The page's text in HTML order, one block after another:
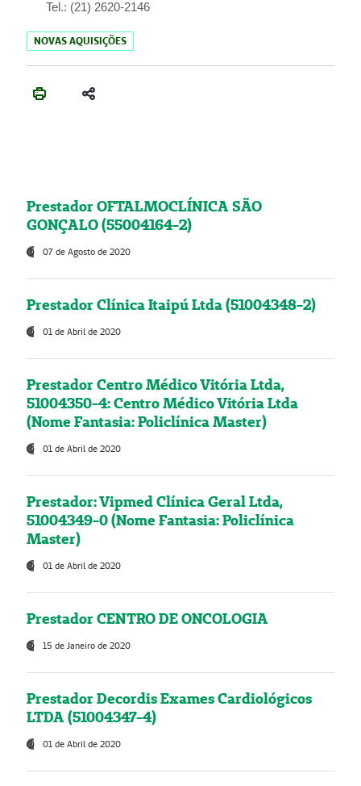
Tel.: (21) 2620-2146
NOVAS AQUISIÇÕES
Prestador OFTALMOCLÍNICA SÃO
GONÇALO (55004164-2)
07 de Agosto de 2020
Prestador Clínica Itaipú Ltda (51004348-2)
01 de Abril de 2020
Prestador Centro Médico Vitória Ltda,
51004350-4: Centro Médico Vitória Ltda
(Nome Fantasia: Policlínica Master)
01 de Abril de 2020
Prestador: Vipmed Clínica Geral Ltda,
51004349-0 (Nome Fantasia: Policlínica
Master)
01 de Abril de 2020
Prestador CENTRO DE ONCOLOGIA
15 de Janeiro de 2020
Prestador Decordis Exames Cardiológicos
LTDA (51004347-4)
01 de Abril de 2020